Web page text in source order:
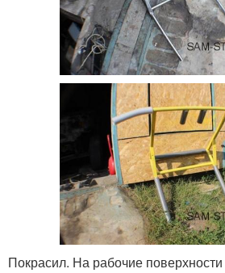
Покрасил. На рабочие поверхности